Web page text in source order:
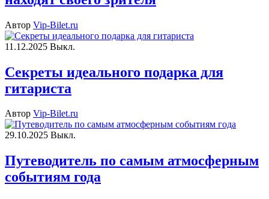
Автор Vip-Bilet.ru
11.12.2025 Выкл.
Секреты идеального подарка для
гитариста
Автор Vip-Bilet.ru
29.10.2025 Выкл.
Путеводитель по самым атмосферным
событиям года